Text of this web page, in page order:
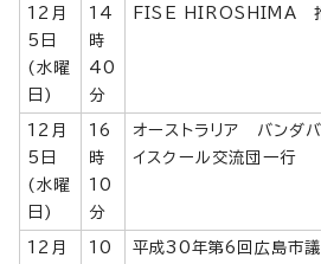
12月
5日
(水曜
日)
14
時
40
分
FISE HIROSHIMA
12月
5日
(水曜
日)
16
時
10
分
オーストラリア バンダ
イスクール交流団一行
12月
10
平成30年第6回広島市